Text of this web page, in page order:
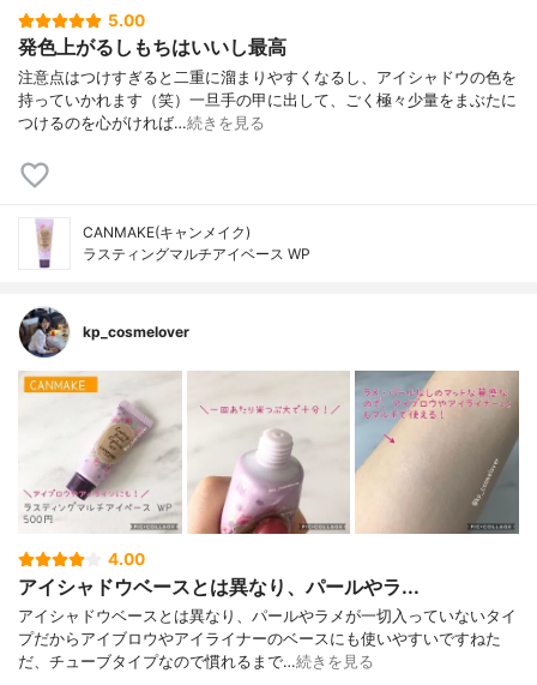
5.00
発色上がるしもちはいいし最高
注意点はつけすぎると二重に溜まりやすくなるし、アイシャドウの色を
持っていかれます（笑）一旦手の甲に出して、ごく極々少量をまぶたに
つけるのを心がければ…続きを見る
CANMAKE(キャンメイク)
ラスティングマルチアイベース WP
kp_cosmelover
4.00
アイシャドウベースとは異なり、パールやラ...
アイシャドウベースとは異なり、パールやラメが一切入っていないタイ
プだからアイブロウやアイライナーのベースにも使いやすいですねた
だ、チューブタイプなので慣れるまで…続きを見る